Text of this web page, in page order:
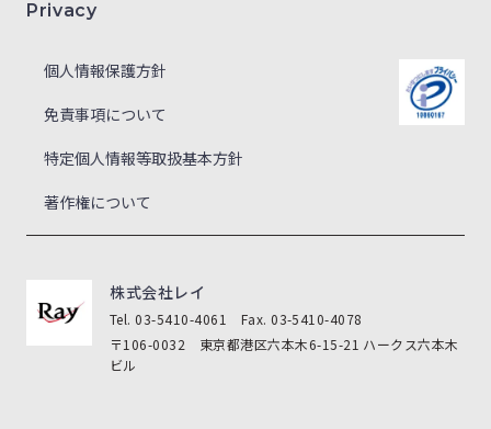
株式会社レイ
Tel. 03-5410-4061 Fax. 03-5410-4078
〒106-0032 東京都港区六本木6-15-21 ハークス六本木
ビル
Privacy
個人情報保護方針
免責事項について
特定個人情報等取扱基本方針
著作権について